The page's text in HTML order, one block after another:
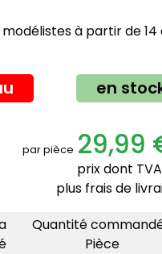
à partir de 14
en
par pièce 29,99
prix dont TVA
plus frais de
Quantité
Pièce